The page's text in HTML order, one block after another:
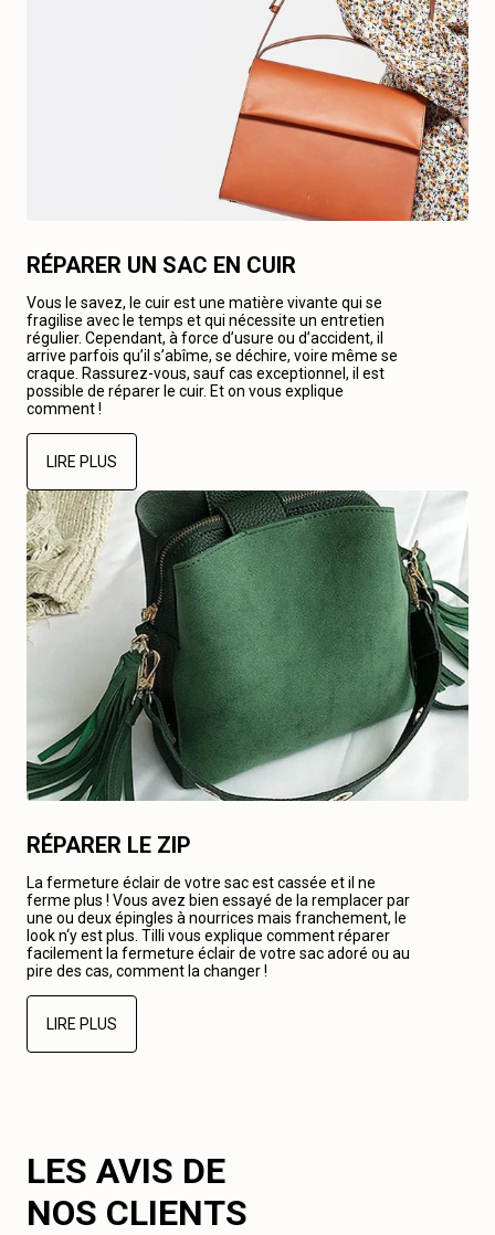
RÉPARER UN SAC EN CUIR
Vous le savez, le cuir est une matière vivante qui se
fragilise avec le temps et qui nécessite un entretien
régulier. Cependant, à force d’usure ou d’accident, il
arrive parfois qu’il s’abîme, se déchire, voire même se
craque. Rassurez-vous, sauf cas exceptionnel, il est
possible de réparer le cuir. Et on vous explique
comment !
LIRE PLUS
RÉPARER LE ZIP
La fermeture éclair de votre sac est cassée et il ne
ferme plus ! Vous avez bien essayé de la remplacer par
une ou deux épingles à nourrices mais franchement, le
look n‘y est plus. Tilli vous explique comment réparer
facilement la fermeture éclair de votre sac adoré ou au
pire des cas, comment la changer !
LIRE PLUS
LES AVIS DE
NOS CLIENTS